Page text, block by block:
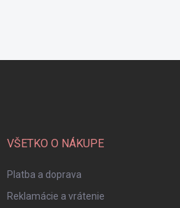
VŠETKO O NÁKUPE
Platba a doprava
Reklamácie a vrátenie